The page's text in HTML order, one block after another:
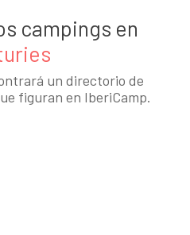
campings en
un directorio de
figuran en IberiCamp.